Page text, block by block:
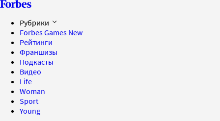
Рубрики
Forbes Games New
Рейтинги
Франшизы
Подкасты
Видео
Life
Woman
Sport
Young